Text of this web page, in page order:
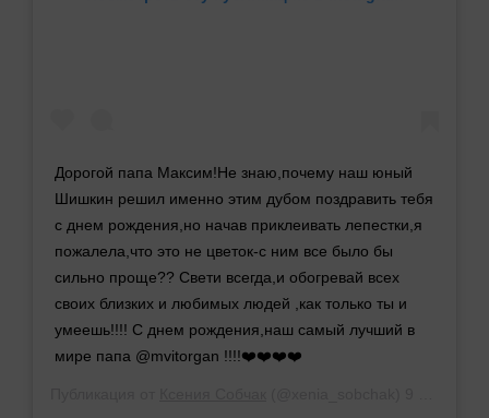
Дорогой папа Максим!Не знаю,почему наш юный
Шишкин решил именно этим дубом поздравить тебя
с днем рождения,но начав приклеивать лепестки,я
пожалела,что это не цветок-с ним все было бы
сильно проще?? Свети всегда,и обогревай всех
своих близких и любимых людей ,как только ты и
умеешь!!!! С днем рождения,наш самый лучший в
мире папа @mvitorgan !!!!❤️❤️❤️❤️